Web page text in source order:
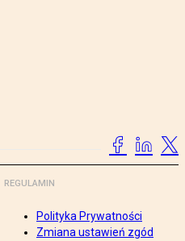
REGULAMIN
Polityka Prywatności
Zmiana ustawień zgód